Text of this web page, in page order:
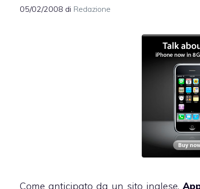
05/02/2008 di Redazione
Come anticipato da un sito inglese,